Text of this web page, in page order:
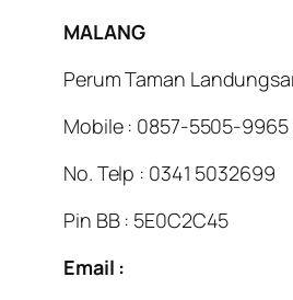
MALANG
Perum Taman
Mobile : 0857-5505-9965
No. Telp : 0341 5032699
Pin BB : 5E0C2C45
Email :